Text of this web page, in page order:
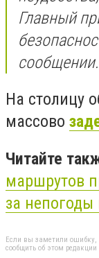
Главный
сообщении.
На столицу
массово
Читайте
маршрутов
за непогоды
Если вы заметили ошибку,
сообщить об этом редакции